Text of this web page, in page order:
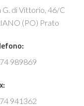
G. di Vittorio, 46/C
(PO) Prato
989869
941362